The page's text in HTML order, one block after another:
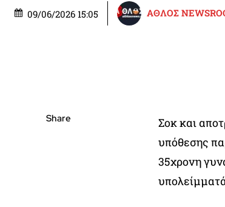
09/06/2026 15:05 ΑΘΛΟΣ
Share
Σοκ και
υπόθεσης
35χρονη